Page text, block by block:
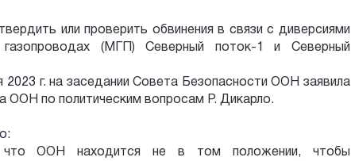
или проверить обвинения в связи с диверсиями
газопроводах (МГП) Северный поток-1 и Северный
г. на заседании Совета Безопасности ООН заявила
ООН по политическим вопросам Р. Дикарло.
ООН находится не в том положении, чтобы